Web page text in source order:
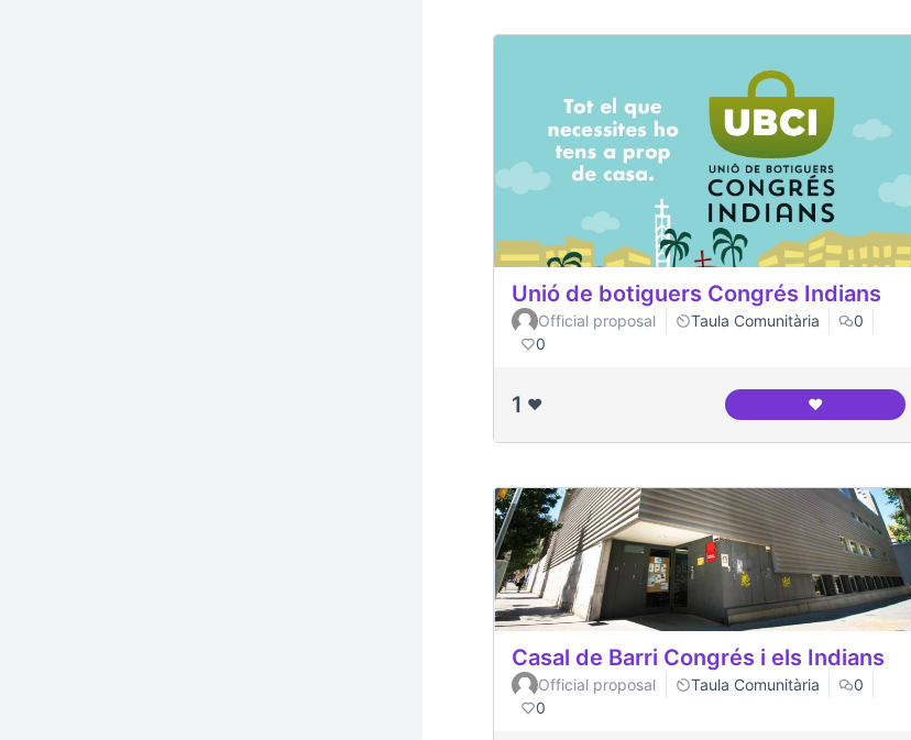
Unió de botiguers Congrés Indians
Official proposal Taula Comunitària
0
0
1 ❤️ ❤️Unió de
Casal de Barri Congrés i els Indians
Official proposal Taula Comunitària
0
0